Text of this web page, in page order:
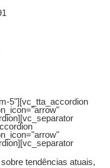
5"][vc_tta_accordion
tendências atuais,